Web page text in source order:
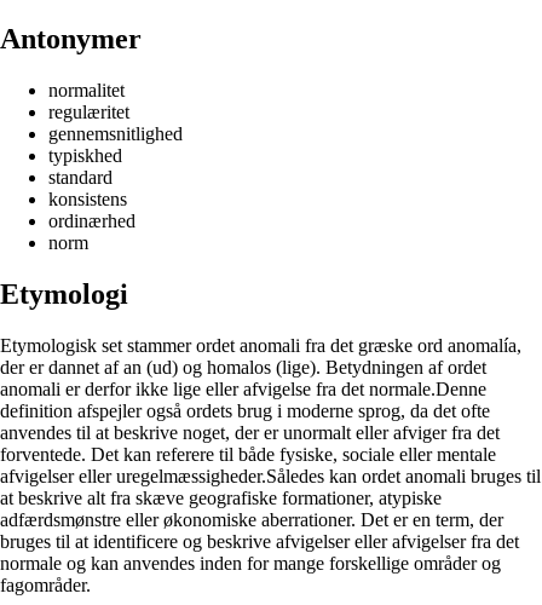
Antonymer
normalitet
regulæritet
gennemsnitlighed
typiskhed
standard
konsistens
ordinærhed
norm
Etymologi
Etymologisk set stammer ordet anomali fra det græske ord anomalía,
der er dannet af an (ud) og homalos (lige). Betydningen af ordet
anomali er derfor ikke lige eller afvigelse fra det normale.Denne
definition afspejler også ordets brug i moderne sprog, da det ofte
anvendes til at beskrive noget, der er unormalt eller afviger fra det
forventede. Det kan referere til både fysiske, sociale eller mentale
afvigelser eller uregelmæssigheder.Således kan ordet anomali bruges til
at beskrive alt fra skæve geografiske formationer, atypiske
adfærdsmønstre eller økonomiske aberrationer. Det er en term, der
bruges til at identificere og beskrive afvigelser eller afvigelser fra det
normale og kan anvendes inden for mange forskellige områder og
fagområder.